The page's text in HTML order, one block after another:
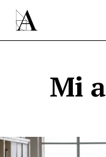
Mi
ÚNETE A